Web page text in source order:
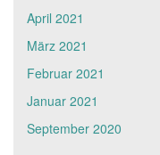
April 2021
März 2021
Februar 2021
Januar 2021
September 2020